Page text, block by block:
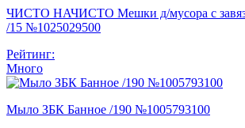
ЧИСТО НАЧИСТО Мешки д/мусора с
/15 №1025029500
Рейтинг:
Много
Мыло ЗБК Банное /190 №1005793100